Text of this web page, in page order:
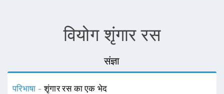
वियोग शृंगार रस
संज्ञा
परिभाषा -शृंगार रस का एक भेद